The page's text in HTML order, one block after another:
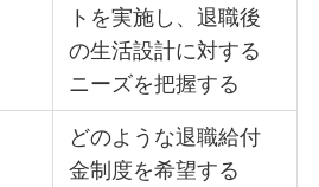
トを実施し、退職後
の生活設計に対する
ニーズを把握する
どのような退職給付
金制度を希望する